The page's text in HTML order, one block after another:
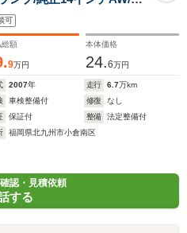
ニュアルエアコン/パワー
ーミラー/ドアバイザー
可
額
9万円
本体価格
24.6万円
2007年 走行 6.7万km
車検整備付 修復
なし
保証付 整備
法定整備付
福岡県北九州市小倉南区
認・見積依頼
する